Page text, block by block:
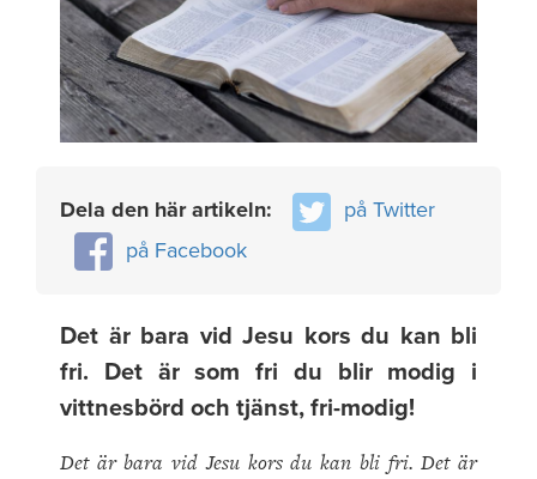
Dela den här artikeln:
på Twitter
på Facebook
Det är bara vid Jesu kors du kan bli
fri. Det är som fri du blir modig i
vittnesbörd och tjänst, fri-modig!
Det är bara vid Jesu kors du kan bli fri. Det är